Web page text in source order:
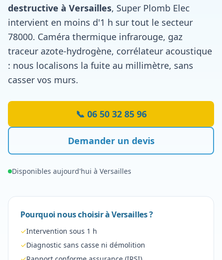
destructive à Versailles, Super Plomb Elec
intervient en moins d'1 h sur tout le secteur
78000. Caméra thermique infrarouge, gaz
traceur azote-hydrogène, corrélateur acoustique
: nous localisons la fuite au millimètre, sans
casser vos murs.
📞 06 50 32 85 96
Demander un devis
Disponibles aujourd'hui à Versailles
Pourquoi nous choisir àVersailles?
✓Intervention sous 1 h
✓Diagnostic sans casse ni démolition